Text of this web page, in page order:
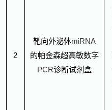
2
靶向外泌体miRNA
的帕金森超高敏数字
PCR诊断试剂盒